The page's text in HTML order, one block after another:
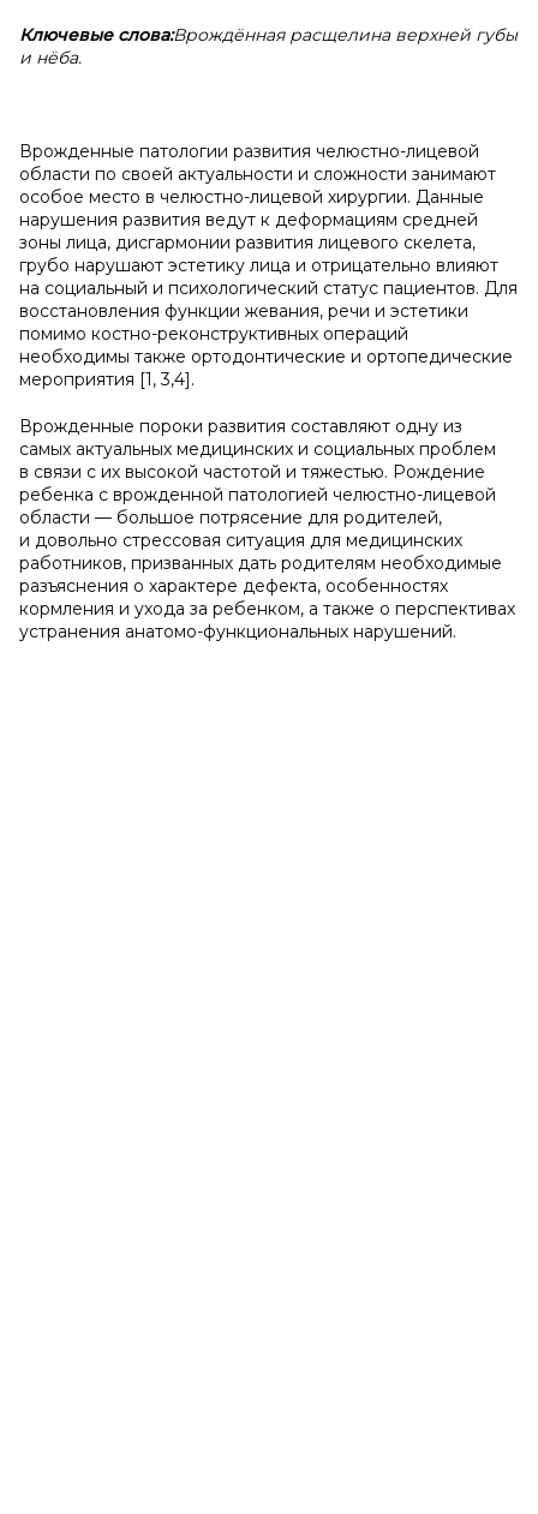
Ключевые слова:Врождённая расщелина верхней губы
и нёба.
Врожденные патологии развития челюстно-лицевой
области по своей актуальности и сложности занимают
особое место в челюстно-лицевой хирургии. Данные
нарушения развития ведут к деформациям средней
зоны лица, дисгармонии развития лицевого скелета,
грубо нарушают эстетику лица и отрицательно влияют
на социальный и психологический статус пациентов. Для
восстановления функции жевания, речи и эстетики
помимо костно-реконструктивных операций
необходимы также ортодонтические и ортопедические
мероприятия [1, 3,4].
Врожденные пороки развития составляют одну из
самых актуальных медицинских и социальных проблем
в связи с их высокой частотой и тяжестью. Рождение
ребенка с врожденной патологией челюстно-лицевой
области — большое потрясение для родителей,
и довольно стрессовая ситуация для медицинских
работников, призванных дать родителям необходимые
разъяснения о характере дефекта, особенностях
кормления и ухода за ребенком, а также о перспективах
устранения анатомо-функциональных нарушений.